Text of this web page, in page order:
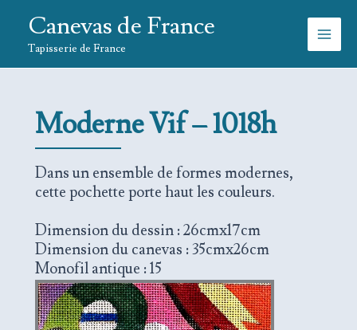
contenu
Canevas de France
Tapisserie de France
Moderne Vif– 1018h
Dans un ensemble de formes modernes,
cette pochette porte haut les couleurs.
Dimension du dessin : 26cmx17cm
Dimension du canevas : 35cmx26cm
Monofil antique : 15